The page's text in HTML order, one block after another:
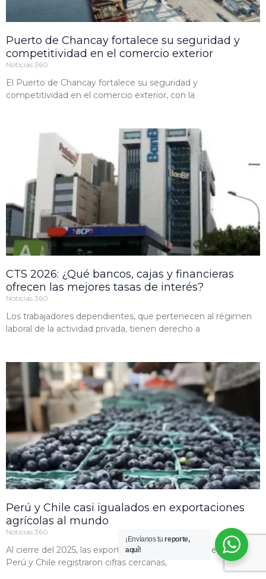
Puerto de Chancay fortalece su seguridad y
competitividad en el comercio exterior
Noticias 360
El Puerto de Chancay fortalece su seguridad y
competitividad en el comercio exterior, con la
CTS 2026: ¿Qué bancos, cajas y financieras
ofrecen las mejores tasas de interés?
Noticias 360
Los trabajadores dependientes, que pertenecen al régimen
laboral de la actividad privada, tienen derecho a
Perú y Chile casi igualados en exportaciones
agrícolas al mundo
Noticias 360
Al cierre del 2025, las exportaciones agrícolas (vegetales) de
Perú y Chile registraron cifras cercanas,
¡Envíanos tureporte,
aquí!